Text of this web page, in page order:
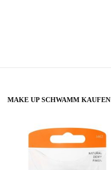
MAKE UP SCHWAMM KAUFEN